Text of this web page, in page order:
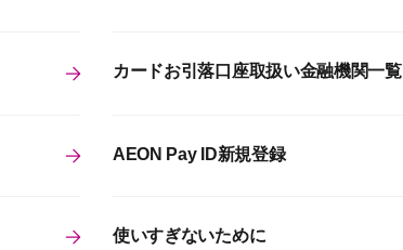
カードお引落口座取扱い金融機関一覧
AEON Pay ID新規登録
使いすぎないために